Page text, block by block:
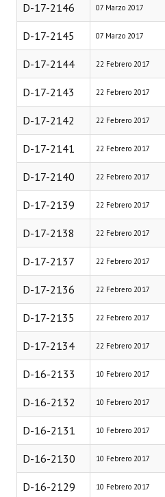
Reglamento Interno
Digesto
Organigrama
DOCUMENTOS
Informes de Gestión
Proyectos Presentados
Dictámenes Asesoría Letrada
Actas de Sesión
Informes de Unidad Coordinadora
Ejecución Presupuestaria
Actas de Audiencias Públicas
NORMATIVA
Comunicaciones
Declaraciones
Resoluciones
Resoluciones de Presidencia
INSTITUCIONAL
D-17-2146 07 Marzo 2017
D-17-2145 07 Marzo 2017
D-17-2144 22 Febrero 2017
D-17-2143 22 Febrero 2017
D-17-2142 22 Febrero 2017
D-17-2141 22 Febrero 2017
D-17-2140 22 Febrero 2017
D-17-2139 22 Febrero 2017
D-17-2138 22 Febrero 2017
D-17-2137 22 Febrero 2017
D-17-2136 22 Febrero 2017
D-17-2135 22 Febrero 2017
D-17-2134 22 Febrero 2017
D-16-2133 10 Febrero 2017
D-16-2132 10 Febrero 2017
D-16-2131 10 Febrero 2017
D-16-2130 10 Febrero 2017
D-16-2129 10 Febrero 2017